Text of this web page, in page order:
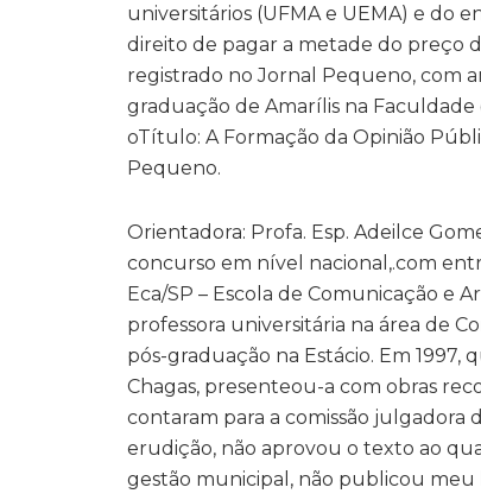
universitários (UFMA e UEMA) e do
direito de pagar a metade do preço
registrado no Jornal Pequeno, com
graduação de Amarílis na Faculdade
oTítulo: A Formação da Opinião
Pequeno.
Orientadora: Profa. Esp. Adeilce
concurso em nível nacional,.com
Eca/SP – Escola de Comunicação e
professora universitária na área de
pós-graduação na Estácio. Em
Chagas, presenteou-a com obras
contaram para a comissão julgadora
erudição, não aprovou o texto ao
gestão municipal, não publicou meu